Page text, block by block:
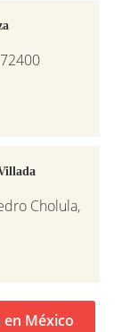
Cholula,
México